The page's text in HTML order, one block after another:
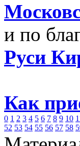
и по
Руси
Как
0 1 2 3 4 5 6 7 8 9 10
52 53 54 55 56 57 58